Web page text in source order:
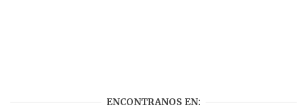
ENCONTRANOS EN: